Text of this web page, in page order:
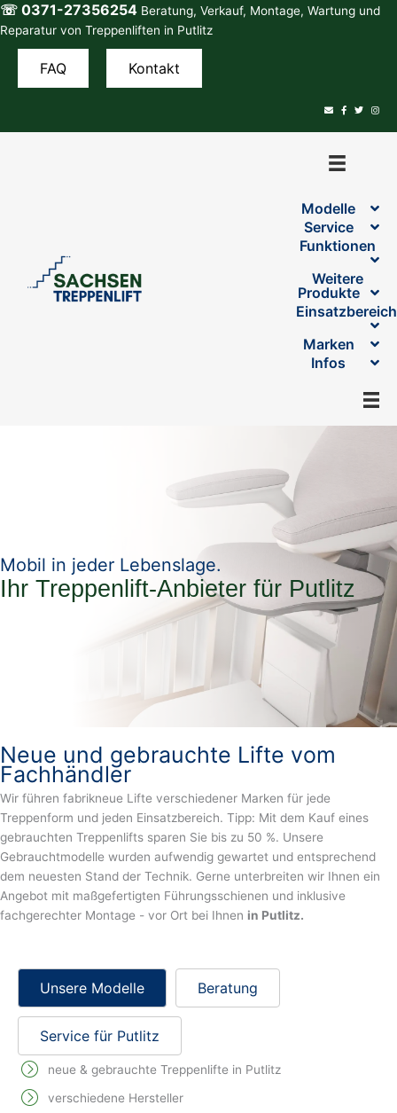
Zum
Inhalt
springen
☏ 0371-27356254 Beratung, Verkauf, Montage, Wartung und
Reparatur von Treppenliften in Putlitz
FAQ Kontakt
Modelle
Service
Funktionen
Weitere
Produkte
Marken
Infos
Mobil in jeder Lebenslage.
Ihr Treppenlift-Anbieter für Putlitz
Neue und gebrauchte Lifte vom
Fachhändler
Wir führen fabrikneue Lifte verschiedener Marken für jede
Treppenform und jeden Einsatzbereich. Tipp: Mit dem Kauf eines
gebrauchten Treppenlifts sparen Sie bis zu 50 %. Unsere
Gebrauchtmodelle wurden aufwendig gewartet und entsprechend
dem neuesten Stand der Technik. Gerne unterbreiten wir Ihnen ein
Angebot mit maßgefertigten Führungsschienen und inklusive
fachgerechter Montage - vor Ort bei Ihnen in Putlitz.
Unsere Modelle Beratung
Service für Putlitz
neue & gebrauchte Treppenlifte in Putlitz
verschiedene Hersteller